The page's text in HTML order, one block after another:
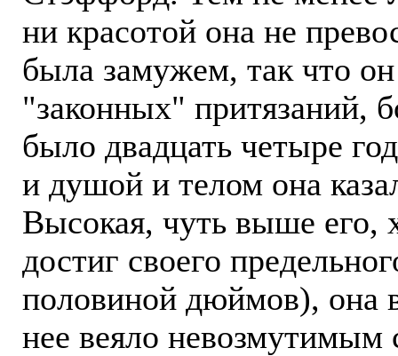
ни красотой она не
была замужем, так что
"законных" притязаний,
было двадцать четыре
и душой и телом она
Высокая, чуть выше его,
достиг своего
половиной дюймов), она
нее веяло невозмутимым